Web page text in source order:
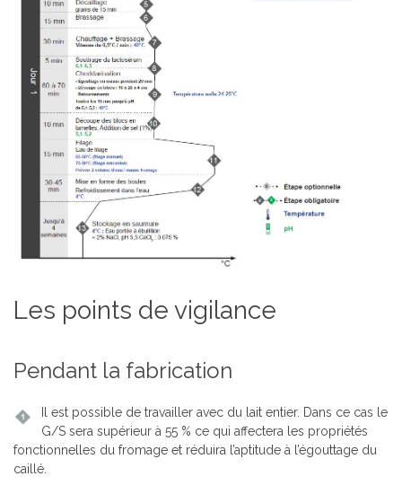
Les points de vigilance
Pendant la fabrication
Il est possible de travailler avec du lait entier. Dans ce cas le
G/S sera supérieur à 55 % ce qui affectera les propriétés
fonctionnelles du fromage et réduira l’aptitude à l’égouttage du
caillé.